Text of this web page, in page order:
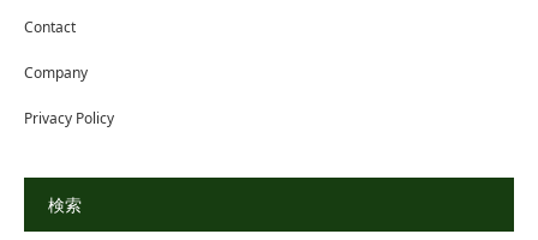
Contact
Company
Privacy Policy
検索